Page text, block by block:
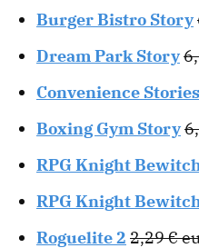
Burger Bistro Story
Dream Park Story
Convenience Stories
Boxing Gym Story
RPG Knight
RPG Knight
Roguelite 2 2,29 €